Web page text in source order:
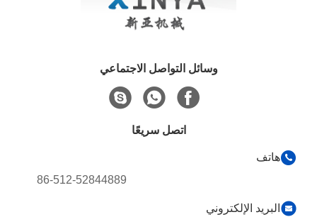
وسائل التواصل الاجتماعي
اتصل سريعًا
هاتف
86-512-52844889
البريد الإلكتروني